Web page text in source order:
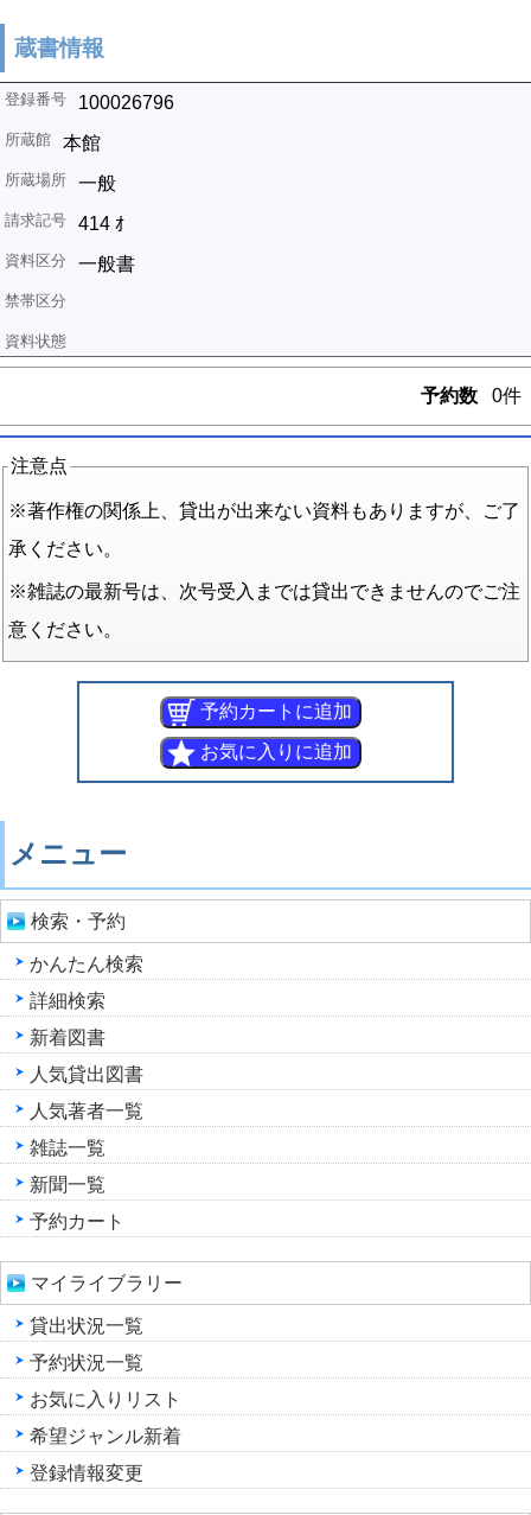
蔵書情報
100026796
本館
一般
414 ｵ
一般書
予約数 0件
注意点
※著作権の関係上、貸出が出来ない資料もありますが、ご了
承ください。
※雑誌の最新号は、次号受入までは貸出できませんのでご注
意ください。
メニュー
検索・予約
かんたん検索
詳細検索
新着図書
人気貸出図書
人気著者一覧
雑誌一覧
新聞一覧
予約カート
マイライブラリー
貸出状況一覧
予約状況一覧
お気に入りリスト
希望ジャンル新着
登録情報変更